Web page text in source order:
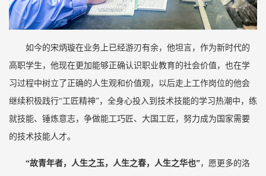
如今的宋炳璇在业务上已经游刃有余，他坦言，作为新时代的
高职学生，他现在更加能够正确认识职业教育的社会价值，也在学
习过程中树立了正确的人生观和价值观，以后走上工作岗位的他会
继续积极践行“工匠精神”，全身心投入到技术技能的学习热潮中，练
就技能、锤炼意志，争做能工巧匠、大国工匠，努力成为国家需要
的技术技能人才。
“故青年者，人生之玉，人生之春，人生之华也”，愿更多的洛